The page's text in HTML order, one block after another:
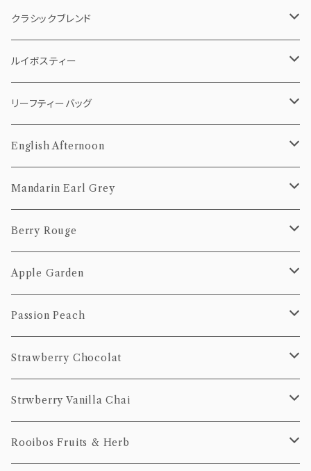
ストロベリーバニラチャイ
ベリールージュ
ティーバッグ
5個pack
10個Pack
リーフティー（茶葉）
50g
100g
クラシックブレンド
ティーバッグ
5個pack
10個Pack
リーフティー（茶葉）
50g
100g
ルイボスティー
ティーバッグ
5個pack
10個Pack
茶葉
50g
100g
リーフティーバッグ
10個pack
20個pack
English Afternoon
ティーバッグ
10個Pack
20個Pack
茶葉
50g
100g
Mandarin Earl Grey
ティーバッグ
10個Pack
20個Pack
茶葉
50g
100g
Berry Rouge
ティーバッグ
10個Pack
20個Pack
茶葉
50g
100g
Apple Garden
ティーバッグ
10個Pack
20個Pack
茶葉
50g
100g
Passion Peach
ティーバッグ
10個pack
20個pack
Strawberry Chocolat
ティーバッグ
10個pack
Strwberry Vanilla Chai
ティーバッグ
Rooibos Fruits & Herb